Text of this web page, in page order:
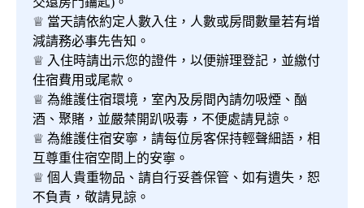
♕ 當天請依約定人數入住，人數或房間數量若有增
減請務必事先告知。
♕ 入住時請出示您的證件，以便辦理登記，並繳付
住宿費用或尾款。
♕ 為維護住宿環境，室內及房間內請勿吸煙、酗
酒、聚賭，並嚴禁開趴吸毒，不便處請見諒。
♕ 為維護住宿安寧，請每位房客保持輕聲細語，相
互尊重住宿空間上的安寧。
♕ 個人貴重物品、請自行妥善保管、如有遺失，恕
不負責，敬請見諒。